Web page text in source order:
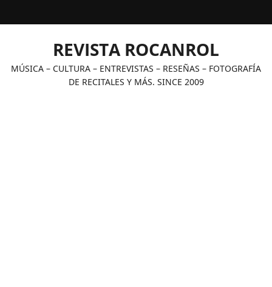
al
REVISTA ROCANROL
MÚSICA – CULTURA – ENTREVISTAS – RESEÑAS – FOTOGRAFÍA
DE RECITALES Y MÁS. SINCE 2009